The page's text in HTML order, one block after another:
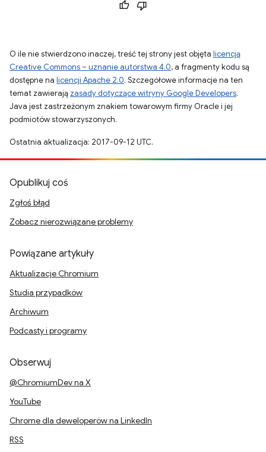
O ile nie stwierdzono inaczej, treść tej strony jest objęta licencją
Creative Commons – uznanie autorstwa 4.0, a fragmenty kodu są
dostępne na licencji Apache 2.0. Szczegółowe informacje na ten
temat zawierają zasady dotyczące witryny Google Developers.
Java jest zastrzeżonym znakiem towarowym firmy Oracle i jej
podmiotów stowarzyszonych.
Ostatnia aktualizacja: 2017-09-12 UTC.
Opublikuj coś
Zgłoś błąd
Zobacz nierozwiązane problemy
Powiązane artykuły
Aktualizacje Chromium
Studia przypadków
Archiwum
Podcasty i programy
Obserwuj
@ChromiumDev na X
YouTube
Chrome dla deweloperów na LinkedIn
RSS